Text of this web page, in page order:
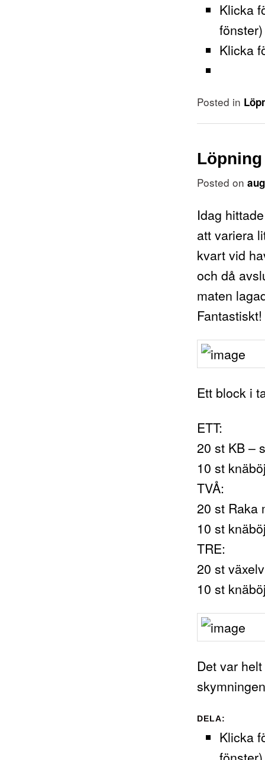
Klicka
fönster)
Klicka
Posted in
Posted on
Idag
att variera
kvart vid
och då
maten
Fantastiskt!
Ett block i
ETT:
20 st KB –
10 st
TVÅ:
20 st Raka
10 st
TRE:
20 st
10 st
Det var
DELA:
Klicka